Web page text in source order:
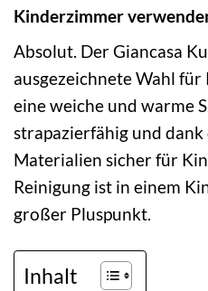
Kinderzimmer
Absolut. Der Giancasa
ausgezeichnete Wahl
eine weiche und warme
strapazierfähig und
Materialien sicher für
Reinigung ist in einem
großer Pluspunkt.
Inhalt